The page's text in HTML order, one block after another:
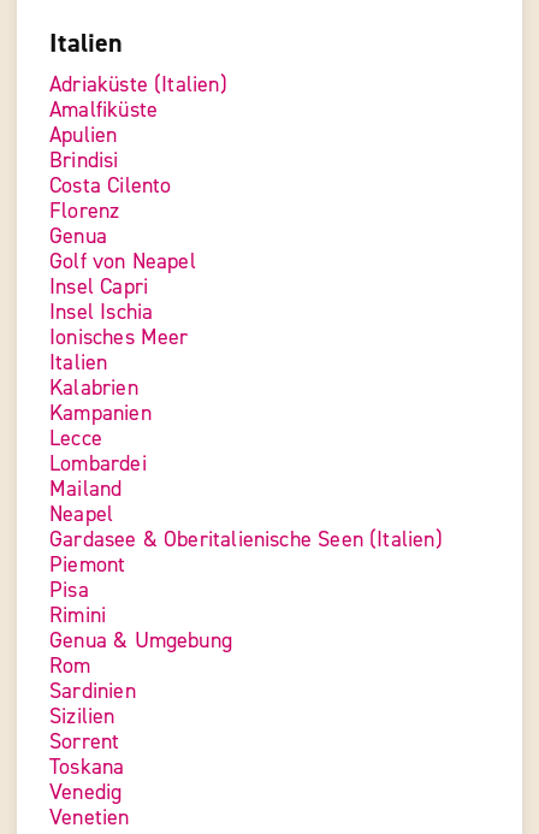
Italien
Adriaküste (Italien)
Amalfiküste
Apulien
Brindisi
Costa Cilento
Florenz
Genua
Golf von Neapel
Insel Capri
Insel Ischia
Ionisches Meer
Italien
Kalabrien
Kampanien
Lecce
Lombardei
Mailand
Neapel
Gardasee & Oberitalienische Seen (Italien)
Piemont
Pisa
Rimini
Genua & Umgebung
Rom
Sardinien
Sizilien
Sorrent
Toskana
Venedig
Venetien